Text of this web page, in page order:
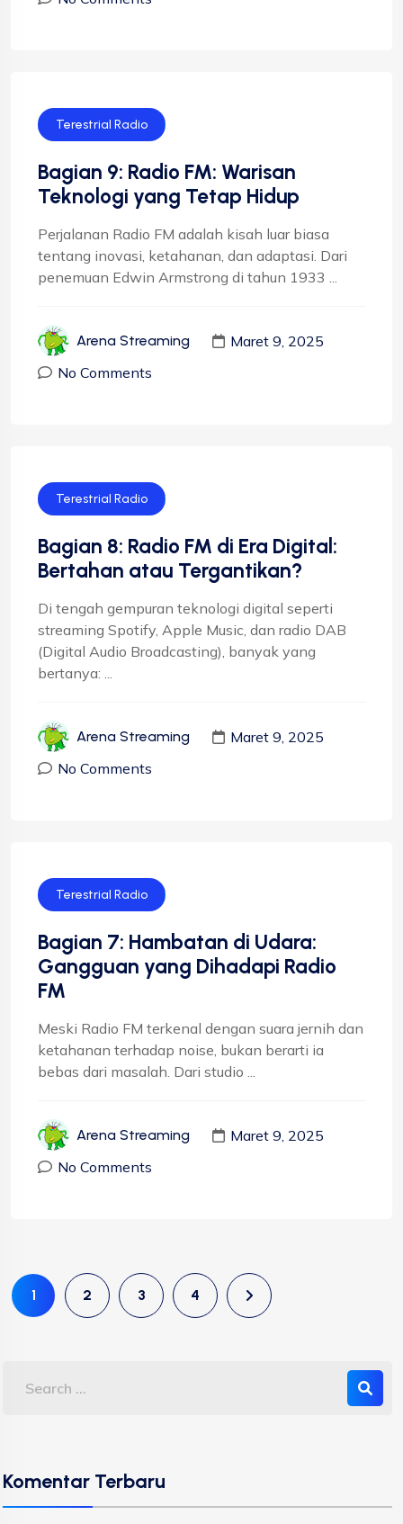
Terestrial Radio
Bagian 9: Radio FM: Warisan
Teknologi yang Tetap Hidup
Perjalanan Radio FM adalah kisah luar biasa
tentang inovasi, ketahanan, dan adaptasi. Dari
penemuan Edwin Armstrong di tahun 1933 ...
Arena Streaming
Maret 9, 2025
No Comments
Terestrial Radio
Bagian 8: Radio FM di Era Digital:
Bertahan atau Tergantikan?
Di tengah gempuran teknologi digital seperti
streaming Spotify, Apple Music, dan radio DAB
(Digital Audio Broadcasting), banyak yang
bertanya: ...
Arena Streaming
Maret 9, 2025
No Comments
Terestrial Radio
Bagian 7: Hambatan di Udara:
Gangguan yang Dihadapi Radio
FM
Meski Radio FM terkenal dengan suara jernih dan
ketahanan terhadap noise, bukan berarti ia
bebas dari masalah. Dari studio ...
Arena Streaming
Maret 9, 2025
No Comments
1 2 3 4
Komentar Terbaru